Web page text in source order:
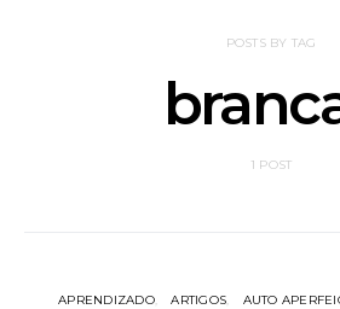
POSTS BY TAG
1 POST
APRENDIZADO ARTIGOS AUTO